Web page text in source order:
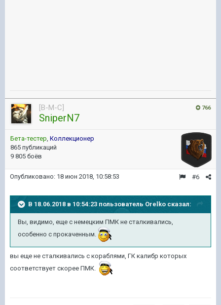
766
[B-M-C]
SniperN7
Бета-тестер, Коллекционер
865 публикаций
9 805 боёв
#6
Опубликовано: 18 июн 2018, 10:58:53
В 18.06.2018 в 10:54:23 пользователь Orelko сказал:
Вы, видимо, еще с немецким ПМК не сталкивались,
особенно с прокаченным.
вы еще не сталкивались с кораблями, ГК калибр которых
соответствует скорее ПМК.